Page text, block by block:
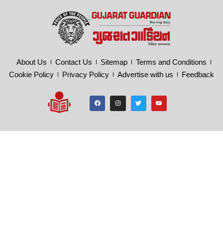
About Us Contact Us Sitemap
Terms and Conditions
Cookie Policy
Privacy Policy Advertise with us Feedback